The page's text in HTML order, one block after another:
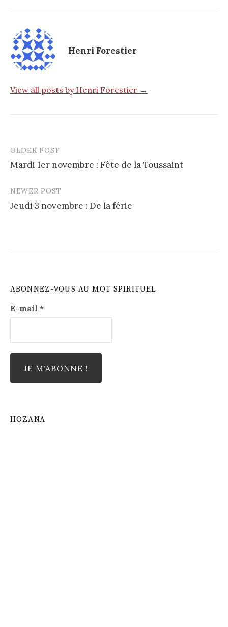
Henri Forestier
View all posts by Henri Forestier →
Post
navigation
OLDER POST
Mardi 1er novembre : Fête de la Toussaint
NEWER POST
Jeudi 3 novembre : De la férie
ABONNEZ-VOUS AU MOT SPIRITUEL
E-mail *
HOZANA